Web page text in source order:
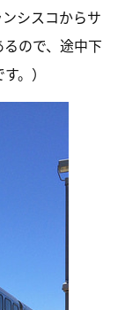
シスコからサ
ので、途中下
。）